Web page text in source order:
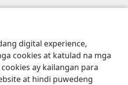
digital experience,
cookies at katulad na mga
ay kailangan para
at hindi puwedeng